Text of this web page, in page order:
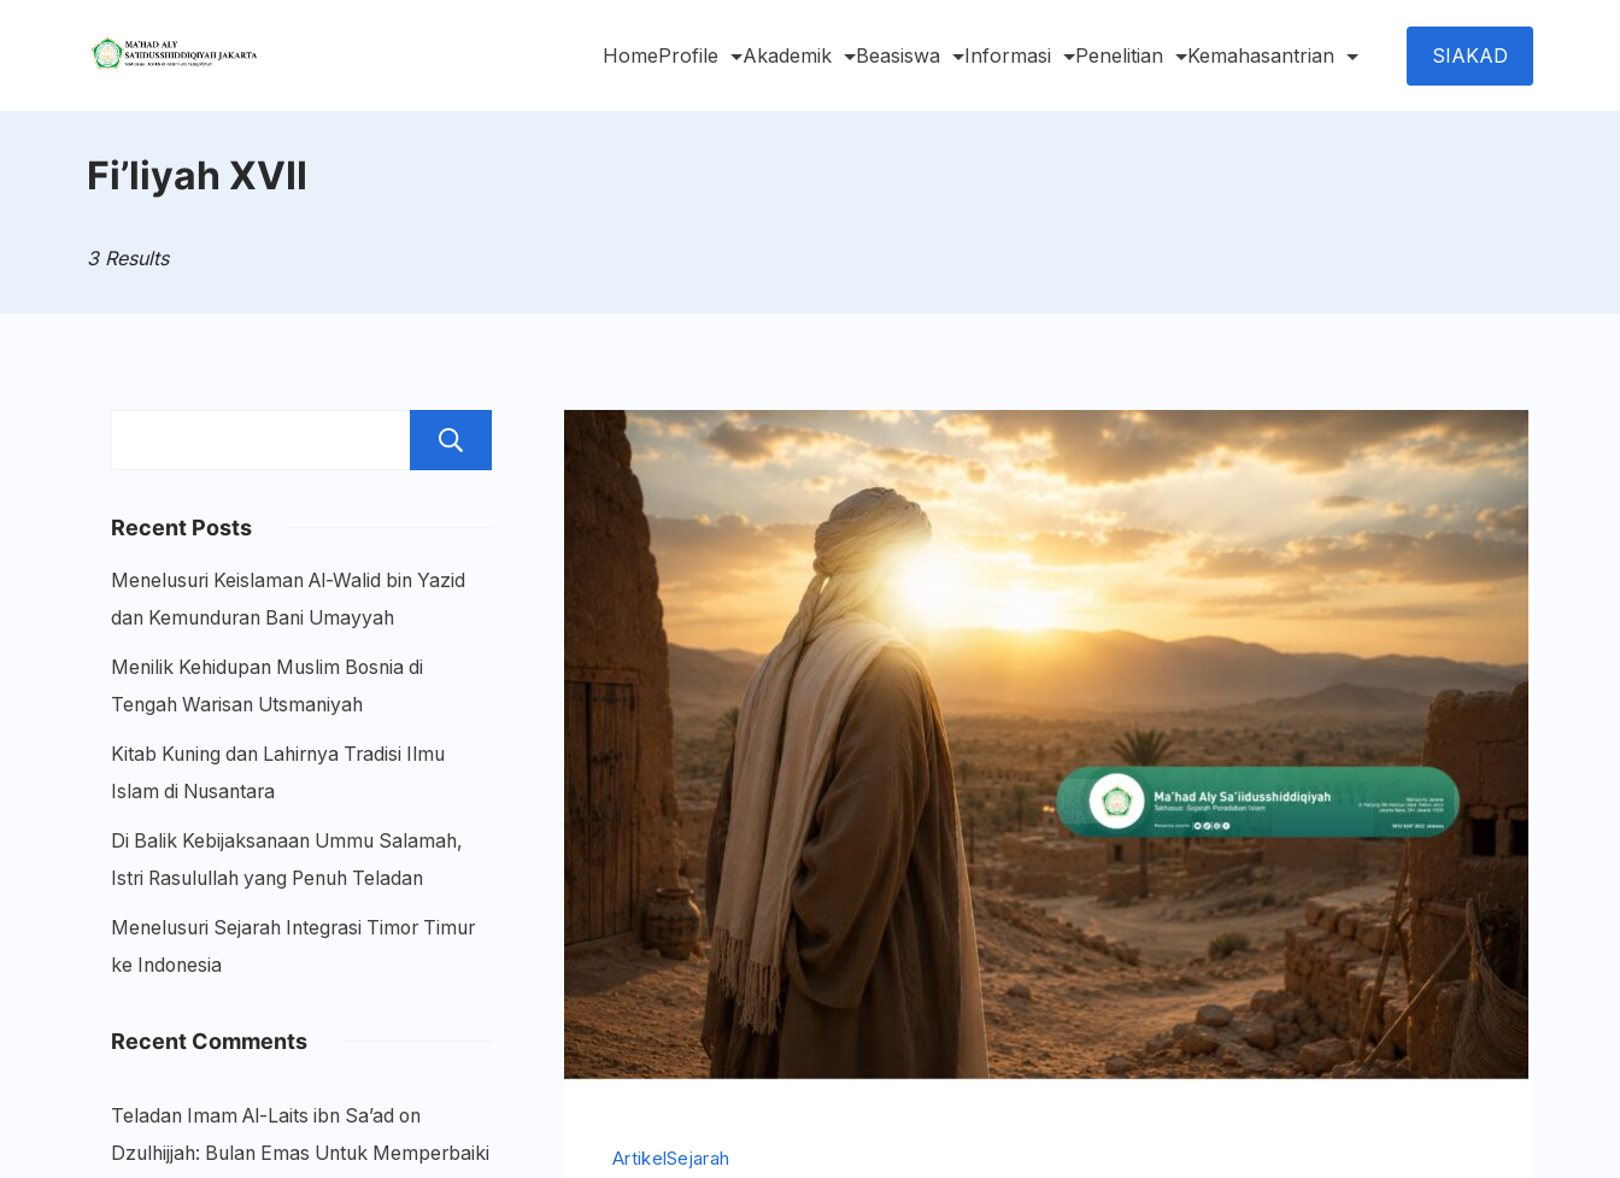
Jakarta
HomeProfile Akademik Beasiswa Informasi Penelitian Kemahasantrian SIAKAD
Fi’liyah XVII
3 Results
ArtikelSejarah
Recent Posts
Menelusuri Keislaman Al-Walid bin Yazid
dan Kemunduran Bani Umayyah
Menilik Kehidupan Muslim Bosnia di
Tengah Warisan Utsmaniyah
Kitab Kuning dan Lahirnya Tradisi Ilmu
Islam di Nusantara
Di Balik Kebijaksanaan Ummu Salamah,
Istri Rasulullah yang Penuh Teladan
Menelusuri Sejarah Integrasi Timor Timur
ke Indonesia
Recent Comments
Teladan Imam Al-Laits ibn Sa’ad on
Dzulhijjah: Bulan Emas Untuk Memperbaiki